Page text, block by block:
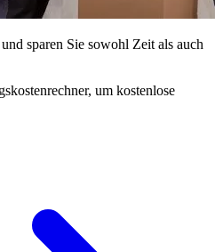
sparen Sie sowohl Zeit als auch
um kostenlose